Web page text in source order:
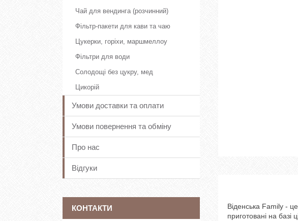
Віденська Family -
приготовані на
Чай для вендинга (розчинний)
Фільтр-пакети для кави та чаю
Цукерки, горіхи, маршмеллоу
Фільтри для води
Солодощі без цукру, мед
Цикорій
Умови доставки та оплати
Умови повернення та обміну
Про нас
Відгуки
КОНТАКТИ